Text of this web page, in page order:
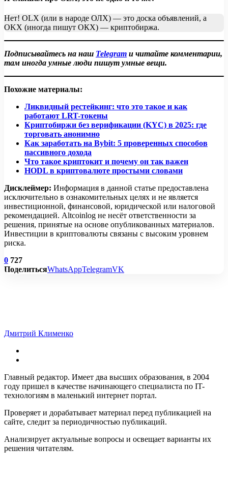
Нет! OLX (или в народе ОЛХ) — это доска объявлений, а
OKX (иногда пишут ОКХ) — криптобиржа.
Подписывайтесь на наш Telegram и читайте комментарии,
там иногда умные люди пишут умные вещи.
Похожие материалы:
Ликвидный рестейкинг: что это такое и как
работают LRT-токены
Криптобиржи без верификации (KYC) в 2025: где
торговать анонимно
Как заработать на Bybit: 5 проверенных способов
пассивного дохода
Что такое криптокит и почему он так важен
HODL в криптовалюте простыми словами
Дисклеймер: Информация в данной статье предоставлена
исключительно в ознакомительных целях и не является
инвестиционной, финансовой, юридической или налоговой
рекомендацией. Altcoinlog не несёт ответственности за
решения, принятые на основе опубликованных материалов.
Инвестиции в криптовалюты связаны с высоким уровнем
риска.
0 727
ПоделитьсяWhatsAppTelegramVK
Дмитрий Клименко
Главный редактор. Имеет два высших образования, в 2004
году пришел в качестве начинающего специалиста по IT-
технологиям в маленький интернет портал.
Проверяет и дорабатывает материал перед публикацией на
сайте, следит за периодичностью публикаций.
Анализирует актуальные вопросы и освещает варианты их
решения читателям.